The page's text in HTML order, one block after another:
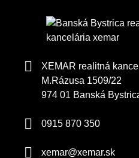
XEMAR realitná
M.Rázusa 1509/22
974 01 Banská
0915 870 350
xemar@xemar.sk